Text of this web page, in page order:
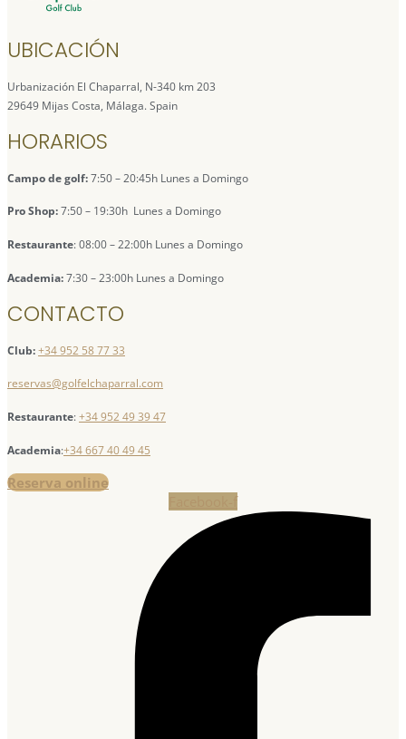
UBICACIÓN
Urbanización El Chaparral, N-340 km 203
29649 Mijas Costa, Málaga. Spain
HORARIOS
Campo de golf:7:50 – 20:45h Lunes a Domingo
Pro Shop:7:50 – 19:30h Lunes a Domingo
Restaurante: 08:00 – 22:00h Lunes a Domingo
Academia:7:30 – 23:00h Lunes a Domingo
CONTACTO
Club:+34 952 58 77 33
reservas@golfelchaparral.com
Restaurante:+34 952 49 39 47
Academia:+34 667 40 49 45
Reserva online